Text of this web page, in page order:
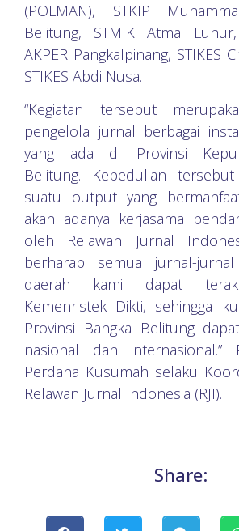
(POLMAN), STKIP
Belitung, STMIK Atma
AKPER Pangkalpinang, STIKES
STIKES Abdi Nusa.
“Kegiatan tersebut
pengelola jurnal berbagai
yang ada di Provinsi
Belitung. Kepedulian
suatu output yang
akan adanya kerjasama
oleh Relawan Jurnal
berharap semua jurnal-
daerah kami dapat
Kemenristek Dikti, sehingga
Provinsi Bangka Belitung
nasional dan internasional.”
Perdana Kusumah selaku
Relawan Jurnal Indonesia (RJI).
Share: